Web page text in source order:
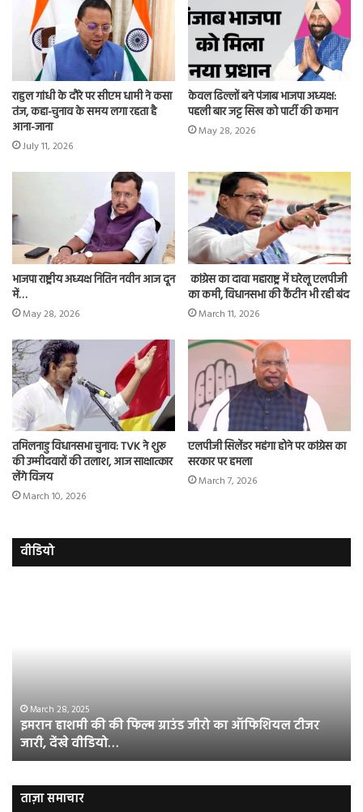
राहुल गांधी के दौरे पर सीएम धामी ने कसा
तंज, कहा-चुनाव के समय लगा रहता है
आना-जाना
July 11, 2026
केवल ढिल्लों बने पंजाब भाजपा अध्यक्ष:
पहली बार जट्ट सिख को पार्टी की कमान
May 28, 2026
भाजपा राष्ट्रीय अध्यक्ष नितिन नवीन आज दून
में…
May 28, 2026
कांग्रेस का दावा महाराष्ट्र में घरेलू एलपीजी
का कमी, विधानसभा की कैंटीन भी रही बंद
March 11, 2026
तमिलनाडु विधानसभा चुनाव: TVK ने शुरू
की उम्मीदवारों की तलाश, आज साक्षात्कार
लेंगे विजय
March 10, 2026
एलपीजी सिलेंडर महंगा होने पर कांग्रेस का
सरकार पर हमला
March 7, 2026
वीडियो
का
ऑफिशियल
टीजर
जारी,
वीडियो…
March 28, 2025
इमरान हाशमी की की फिल्म ग्राउंड जीरो का ऑफिशियल टीजर
जारी, देंखे वीडियो…
ताज़ा समाचार